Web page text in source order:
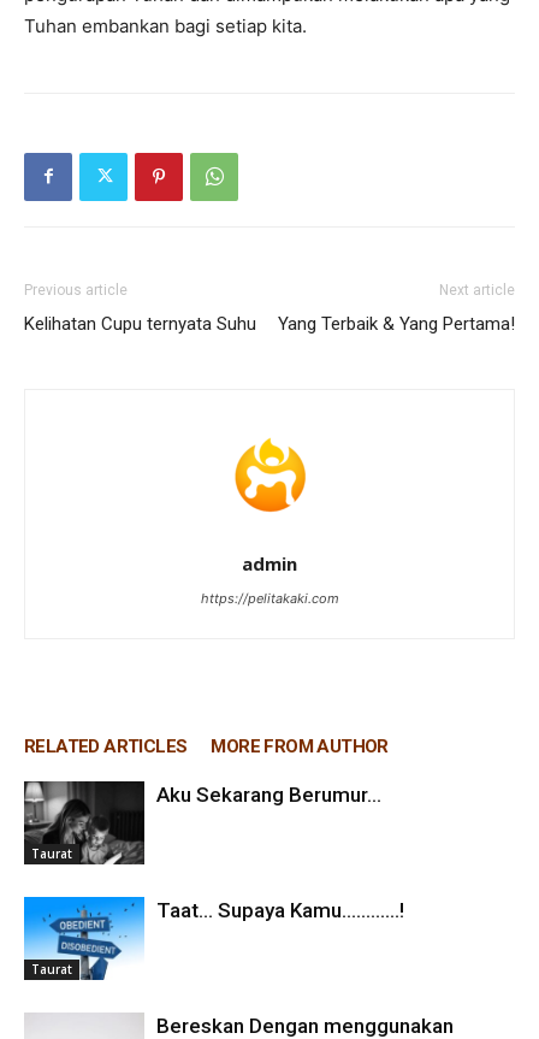
Tuhan embankan bagi setiap kita.
Previous article
Kelihatan Cupu ternyata Suhu
Next article
Yang Terbaik & Yang Pertama!
admin
https://pelitakaki.com
RELATED ARTICLES MORE FROM AUTHOR
Taurat
Aku Sekarang Berumur…
Taurat
Taat… Supaya Kamu…………!
Bereskan Dengan menggunakan